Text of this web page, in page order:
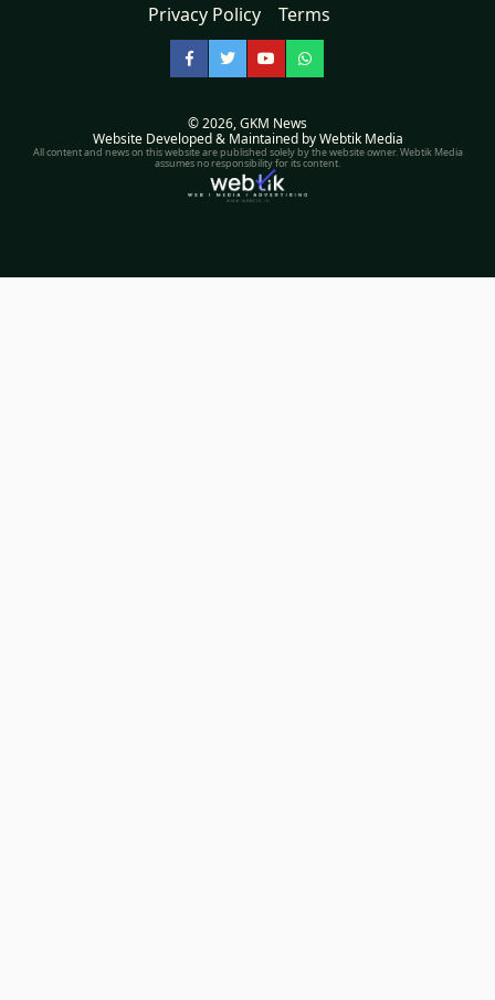
Privacy Policy Terms
Facebook
TwitterYouTubeWhatsApp
© 2026,GKM News
Website Developed & Maintained by Webtik Media
All content and news on this website are published solely by the website owner. Webtik Media
assumes no responsibility for its content.